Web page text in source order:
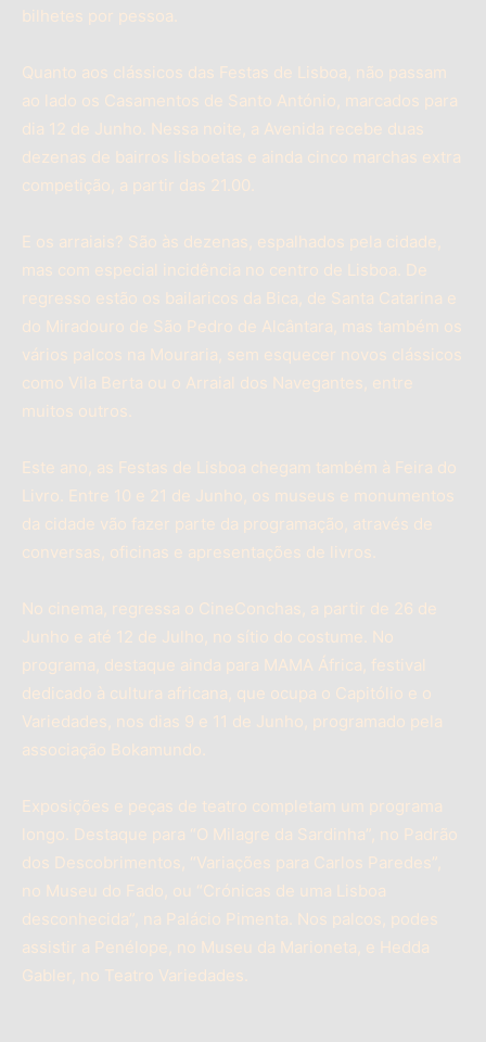
bilhetes por pessoa.
Quanto aos clássicos das Festas de Lisboa, não passam
ao lado os Casamentos de Santo António, marcados para
dia 12 de Junho. Nessa noite, a Avenida recebe duas
dezenas de bairros lisboetas e ainda cinco marchas extra
competição, a partir das 21.00.
E os arraiais? São às dezenas, espalhados pela cidade,
mas com especial incidência no centro de Lisboa. De
regresso estão os bailaricos da Bica, de Santa Catarina e
do Miradouro de São Pedro de Alcântara, mas também os
vários palcos na Mouraria, sem esquecer novos clássicos
como Vila Berta ou o Arraial dos Navegantes, entre
muitos outros.
Este ano, as Festas de Lisboa chegam também à Feira do
Livro. Entre 10 e 21 de Junho, os museus e monumentos
da cidade vão fazer parte da programação, através de
conversas, oficinas e apresentações de livros.
No cinema, regressa o CineConchas, a partir de 26 de
Junho e até 12 de Julho, no sítio do costume. No
programa, destaque ainda para MAMA África, festival
dedicado à cultura africana, que ocupa o Capitólio e o
Variedades, nos dias 9 e 11 de Junho, programado pela
associação Bokamundo.
Exposições e peças de teatro completam um programa
longo. Destaque para “O Milagre da Sardinha”, no Padrão
dos Descobrimentos, “Variações para Carlos Paredes”,
no Museu do Fado, ou “Crónicas de uma Lisboa
desconhecida”, na Palácio Pimenta. Nos palcos, podes
assistir a Penélope, no Museu da Marioneta, e Hedda
Gabler, no Teatro Variedades.